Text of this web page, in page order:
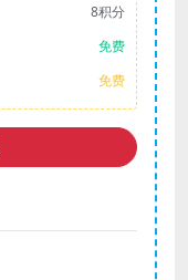
8积分
免费
免费